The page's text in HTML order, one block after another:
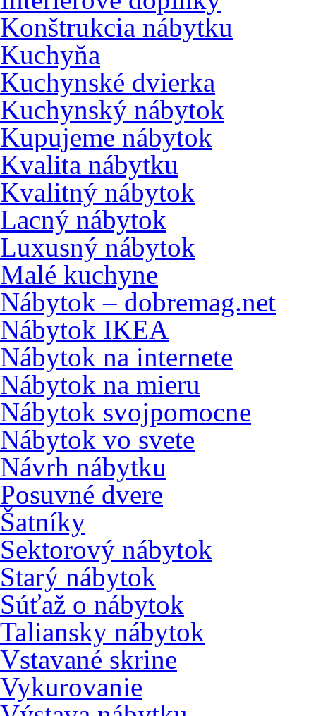
Konštrukcia nábytku
Kuchyňa
Kuchynské dvierka
Kuchynský nábytok
Kupujeme nábytok
Kvalita nábytku
Kvalitný nábytok
Lacný nábytok
Luxusný nábytok
Malé kuchyne
Nábytok – dobremag.net
Nábytok IKEA
Nábytok na internete
Nábytok na mieru
Nábytok svojpomocne
Nábytok vo svete
Návrh nábytku
Posuvné dvere
Šatníky
Sektorový nábytok
Starý nábytok
Súťaž o nábytok
Taliansky nábytok
Vstavané skrine
Vykurovanie